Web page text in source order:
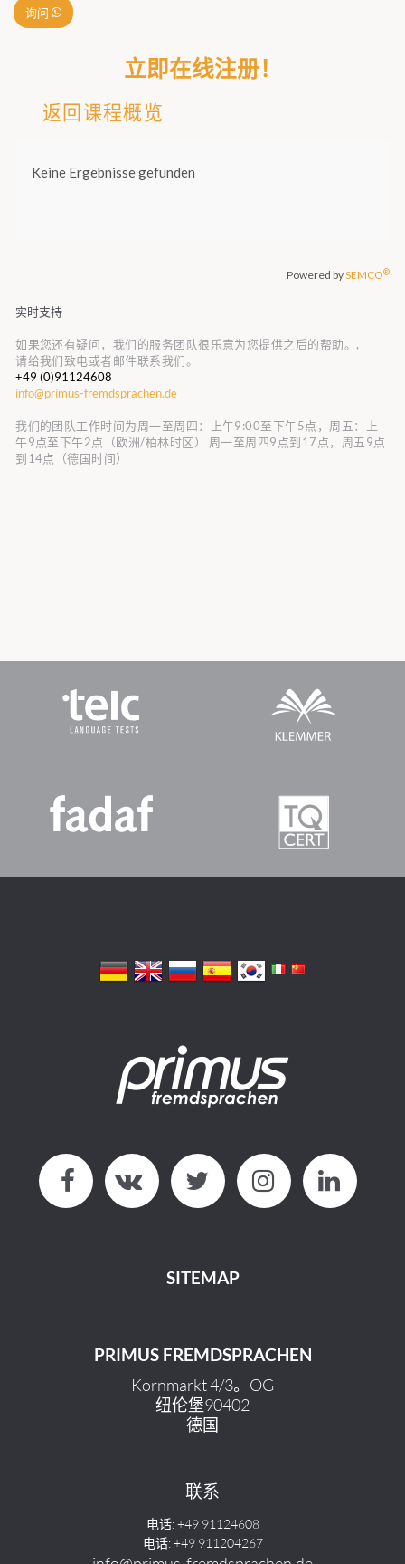
询问
立即在线注册！
返回课程概览
实时支持
如果您还有疑问，我们的服务团队很乐意为您提供之后的帮助。,
请给我们致电或者邮件联系我们。
+49 (0)91124608
info@primus-fremdsprachen.de
我们的团队工作时间为周一至周四：上午9:00至下午5点，周五：上
午9点至下午2点（欧洲/柏林时区）
周一至周四9点到17点，周五9点
到14点（德国时间）
SITEMAP
PRIMUS FREMDSPRACHEN
Kornmarkt 4/3。OG
纽伦堡90402
德国
联系
电话: +49 91124608
电话: +49 911204267